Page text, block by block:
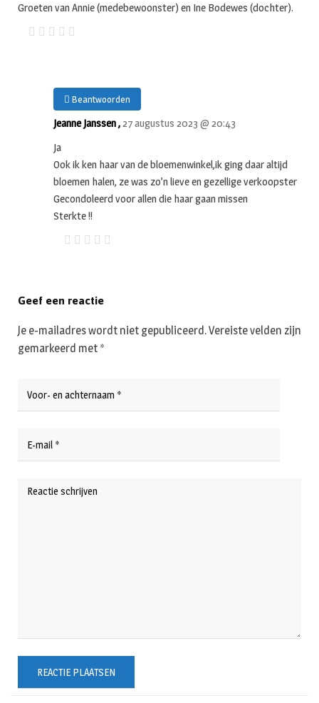
Groeten van Annie (medebewoonster) en Ine Bodewes (dochter).
Beantwoorden
Jeanne Janssen ,27 augustus 2023 @ 20:43
Ja
Ook ik ken haar van de bloemenwinkel,ik ging daar altijd
bloemen halen, ze was zo’n lieve en gezellige verkoopster
Gecondoleerd voor allen die haar gaan missen
Sterkte !!
Geef een reactie
Je e-mailadres wordt niet gepubliceerd.Vereiste velden zijn
gemarkeerd met *